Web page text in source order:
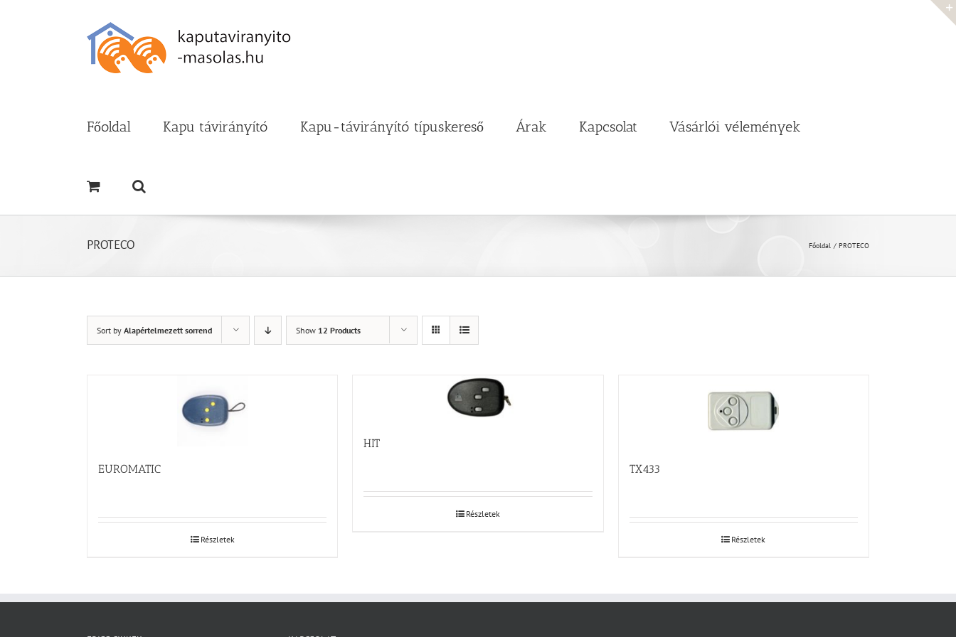
Főoldal Kapu távirányító Kapu-távirányító típuskereső Árak Kapcsolat Vásárlói vélemények
PROTECO Főoldal PROTECO
Sort by Alapértelmezett sorrend Show 12 Products
EUROMATIC
Részletek
HIT
Részletek
TX433
Részletek